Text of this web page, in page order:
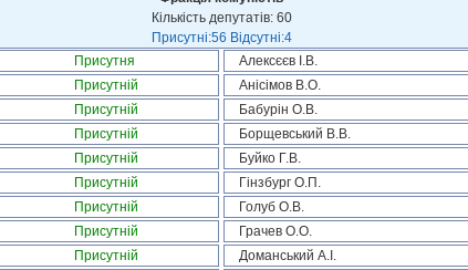
Кількість депутатів: 60
Присутні:56 Відсутні:4
Присутня Алексєєв І.В.
Присутній Анісімов В.О.
Присутній Бабурін О.В.
Присутній Борщевський В.В.
Присутній Буйко Г.В.
Присутній Гінзбург О.П.
Присутній Голуб О.В.
Присутній Грачев О.О.
Присутній Доманський А.І.